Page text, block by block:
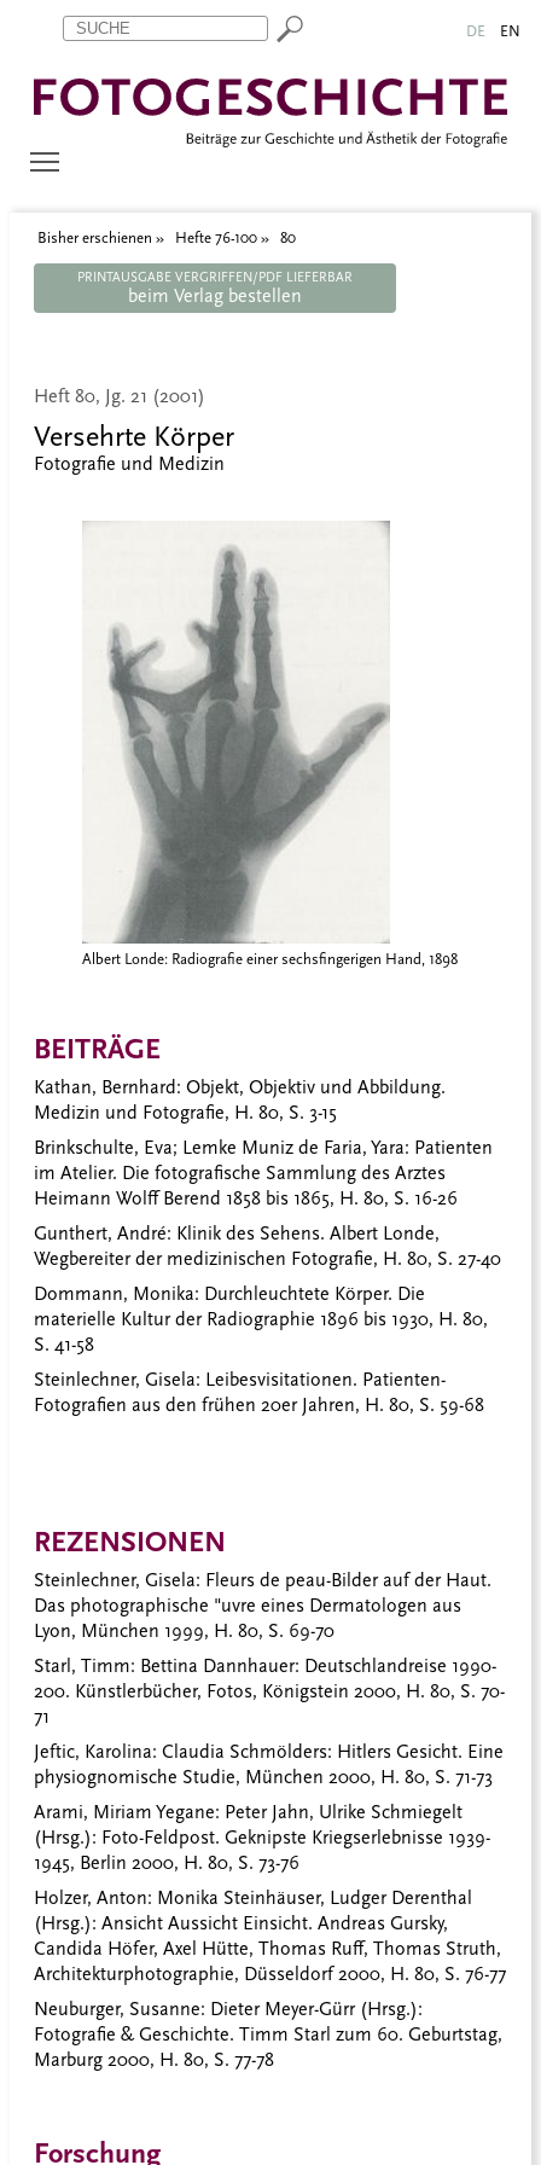
Zum Inhalt springen
Aktuelle Seite: 80 DE EN
Bisher erschienen Hefte 76-100 80
Albert Londe: Radiografie einer sechsfingerigen Hand, 1898
PRINTAUSGABE VERGRIFFEN/PDF LIEFERBAR
beim Verlag bestellen
Heft 80, Jg. 21 (2001)
Versehrte Körper
Fotografie und Medizin
BEITRÄGE
Kathan, Bernhard: Objekt, Objektiv und Abbildung.
Medizin und Fotografie, H. 80, S. 3-15
Brinkschulte, Eva; Lemke Muniz de Faria, Yara: Patienten
im Atelier. Die fotografische Sammlung des Arztes
Heimann Wolff Berend 1858 bis 1865, H. 80, S. 16-26
Gunthert, André: Klinik des Sehens. Albert Londe,
Wegbereiter der medizinischen Fotografie, H. 80, S. 27-40
Dommann, Monika: Durchleuchtete Körper. Die
materielle Kultur der Radiographie 1896 bis 1930, H. 80,
S. 41-58
Steinlechner, Gisela: Leibesvisitationen. Patienten-
Fotografien aus den frühen 20er Jahren, H. 80, S. 59-68
REZENSIONEN
Steinlechner, Gisela: Fleurs de peau-Bilder auf der Haut.
Das photographische "uvre eines Dermatologen aus
Lyon, München 1999, H. 80, S. 69-70
Starl, Timm: Bettina Dannhauer: Deutschlandreise 1990-
200. Künstlerbücher, Fotos, Königstein 2000, H. 80, S. 70-
71
Jeftic, Karolina: Claudia Schmölders: Hitlers Gesicht. Eine
physiognomische Studie, München 2000, H. 80, S. 71-73
Arami, Miriam Yegane: Peter Jahn, Ulrike Schmiegelt
(Hrsg.): Foto-Feldpost. Geknipste Kriegserlebnisse 1939-
1945, Berlin 2000, H. 80, S. 73-76
Holzer, Anton: Monika Steinhäuser, Ludger Derenthal
(Hrsg.): Ansicht Aussicht Einsicht. Andreas Gursky,
Candida Höfer, Axel Hütte, Thomas Ruff, Thomas Struth,
Architekturphotographie, Düsseldorf 2000, H. 80, S. 76-77
Neuburger, Susanne: Dieter Meyer-Gürr (Hrsg.):
Fotografie & Geschichte. Timm Starl zum 60. Geburtstag,
Marburg 2000, H. 80, S. 77-78
Forschung